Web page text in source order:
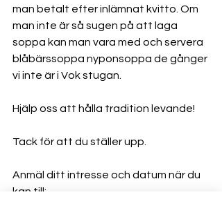
man betalt efter inlämnat kvitto. Om
man inte är så sugen på att laga
soppa kan man vara med och servera
blåbärssoppa nyponsoppa de gånger
vi inte är i Vok stugan.
Hjälp oss att hålla tradition levande!
Tack för att du ställer upp.
Anmäl ditt intresse och datum när du
kan till: